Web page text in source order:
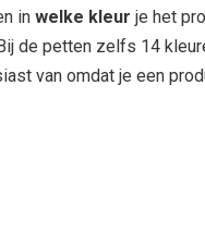
in welke kleur je het
de petten zelfs 14
van omdat je een